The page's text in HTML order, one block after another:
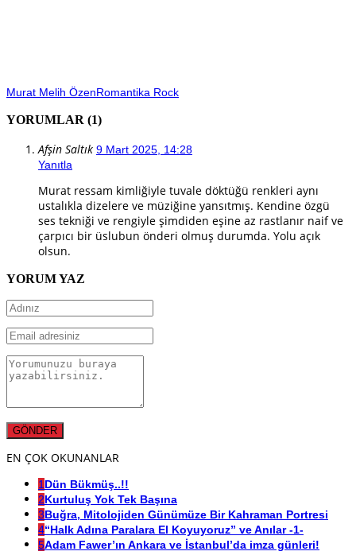
Murat Melih ÖzenRomantika Rock
YORUMLAR (1)
Afşin Saltık 9 Mart 2025, 14:28
Yanıtla
Murat ressam kimliğiyle tuvale döktüğü renkleri aynı
ustalıkla dizelere ve müziğine yansıtmış. Kendine özgü
ses tekniği ve rengiyle şimdiden eşine az rastlanır naif ve
çarpıcı bir üslubun önderi olmuş durumda. Yolu açık
olsun.
YORUM YAZ
EN ÇOK OKUNANLAR
1Dün Bükmüş..!!
2Kurtuluş Yok Tek Başına
3Buğra, Mitolojiden Günümüze Bir Kahraman Portresi
4“Halk Adına Paralara El Koyuyoruz” ve Anılar -1-
5Adam Fawer’ın Ankara ve İstanbul’da imza günleri!